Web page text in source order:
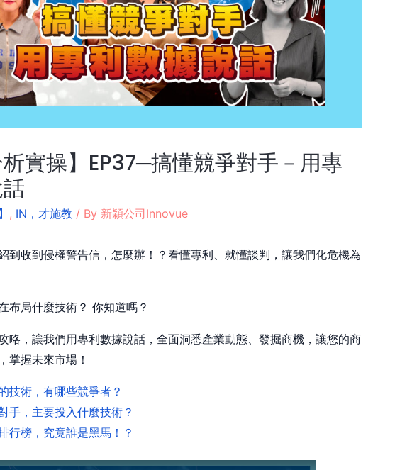
析實操】EP37─搞懂競爭對手－用專
, IN，才施教 / By 新穎公司Innovue
到收到侵權警告信，怎麼辦！？看懂專利、就懂談判，讓我們化危機為
布局什麼技術？ 你知道嗎？
略，讓我們用專利數據說話，全面洞悉產業動態、發掘商機，讓您的商
掌握未來市場！
技術，有哪些競爭者？
手，主要投入什麼技術？
行榜，究竟誰是黑馬！？